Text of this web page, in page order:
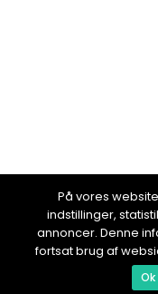
På vores
indstillinger,
annoncer. Denne
fortsat brug af
Ok